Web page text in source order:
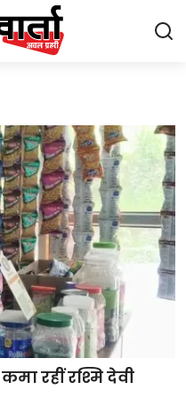
रहीं रश्मि देवी